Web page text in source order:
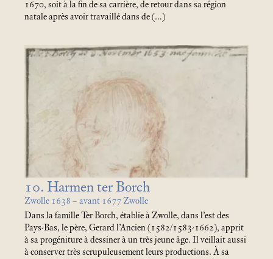
1670, soit à la fin de sa carrière, de retour dans sa région
natale après avoir travaillé dans de (…)
10. Harmen ter Borch
Zwolle 1638 – avant 1677 Zwolle
Dans la famille Ter Borch, établie à Zwolle, dans l’est des
Pays-Bas, le père, Gerard l’Ancien (1582/1583-1662), apprit
à sa progéniture à dessiner à un très jeune âge. Il veillait aussi
à conserver très scrupuleusement leurs productions. À sa